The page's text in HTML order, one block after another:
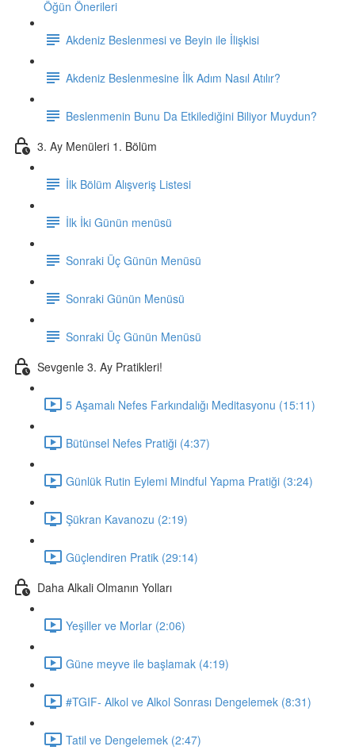
Öğün Önerileri
Akdeniz Beslenmesi ve Beyin ile İlişkisi
Akdeniz Beslenmesine İlk Adım Nasıl Atılır?
Beslenmenin Bunu Da Etkilediğini Biliyor Muydun?
3. Ay Menüleri 1. Bölüm
İlk Bölüm Alışveriş Listesi
İlk İki Günün menüsü
Sonraki Üç Günün Menüsü
Sonraki Günün Menüsü
Sonraki Üç Günün Menüsü
Sevgenle 3. Ay Pratikleri!
5 Aşamalı Nefes Farkındalığı Meditasyonu (15:11)
Bütünsel Nefes Pratiği (4:37)
Günlük Rutin Eylemi Mindful Yapma Pratiği (3:24)
Şükran Kavanozu (2:19)
Güçlendiren Pratik (29:14)
Daha Alkali Olmanın Yolları
Yeşiller ve Morlar (2:06)
Güne meyve ile başlamak (4:19)
#TGIF- Alkol ve Alkol Sonrası Dengelemek (8:31)
Tatil ve Dengelemek (2:47)